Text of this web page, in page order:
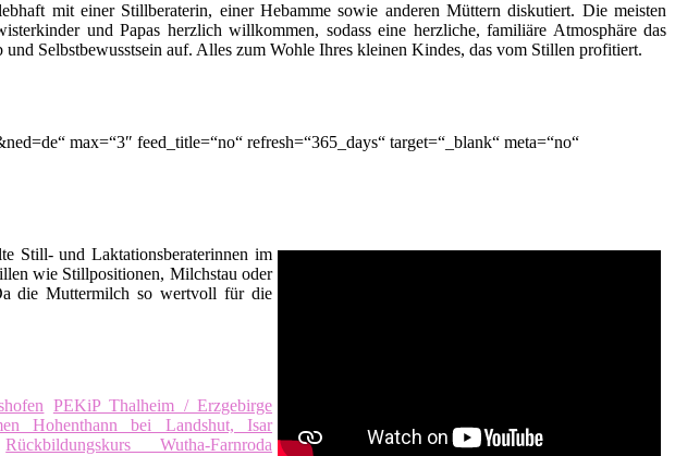
mit einer Stillberaterin, einer Hebamme sowie anderen Müttern diskutiert. Die meisten
und Papas herzlich willkommen, sodass eine herzliche, familiäre Atmosphäre das
Selbstbewusstsein auf. Alles zum Wohle Ihres kleinen Kindes, das vom Stillen profitiert.
max=“3″ feed_title=“no“ refresh=“365_days“ target=“_blank“ meta=“no“
Still- und Laktationsberaterinnen im
wie Stillpositionen, Milchstau oder
die Muttermilch so wertvoll für die
PEKiP Thalheim / Erzgebirge
Hohenthann bei Landshut, Isar
Rückbildungskurs Wutha-Farnroda